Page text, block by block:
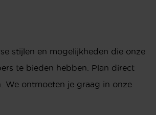
stijlen en mogelijkheden die onze
te bieden hebben. Plan direct
We ontmoeten je graag in onze